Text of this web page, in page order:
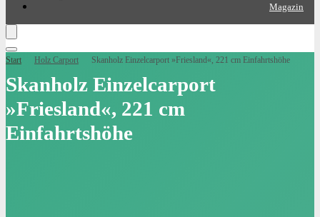
Magazin
Start Holz Carport Skanholz Einzelcarport »Friesland«, 221 cm Einfahrtshöhe
Skanholz Einzelcarport
»Friesland«, 221 cm
Einfahrtshöhe